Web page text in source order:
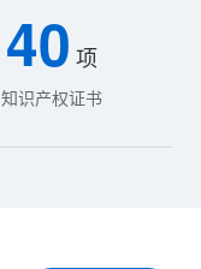
40 项
知识产权证书